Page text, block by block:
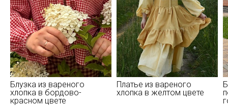
Блузка из вареного
хлопка в бордово-
красном цвете
Платье из вареного
хлопка в желтом цвете